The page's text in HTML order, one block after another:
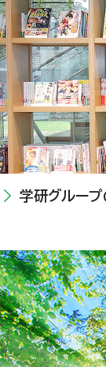
学研グループ